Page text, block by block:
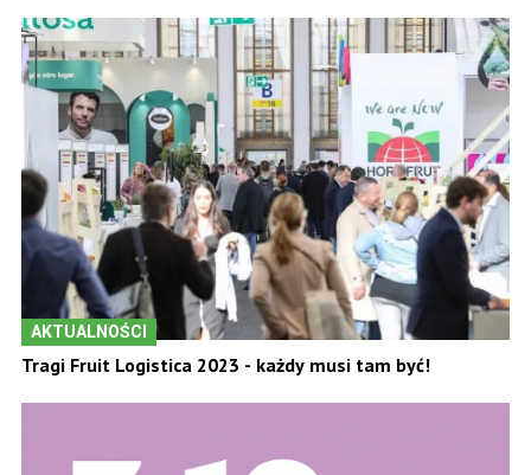
AKTUALNOŚCI
Tragi Fruit Logistica 2023 - każdy musi tam być!